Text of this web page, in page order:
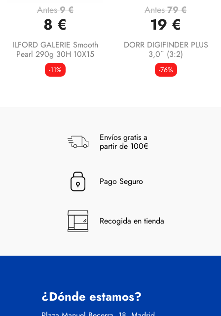
Antes9 €
8 €
ILFORD GALERIE Smooth
Pearl 290g 30H 10X15
-11%
Antes79 €
19 €
DORR DIGIFINDER PLUS
3,0¨ (3:2)
-76%
Envíos gratis a
partir de 100€
Pago Seguro
Recogida en tienda
¿Dónde estamos?